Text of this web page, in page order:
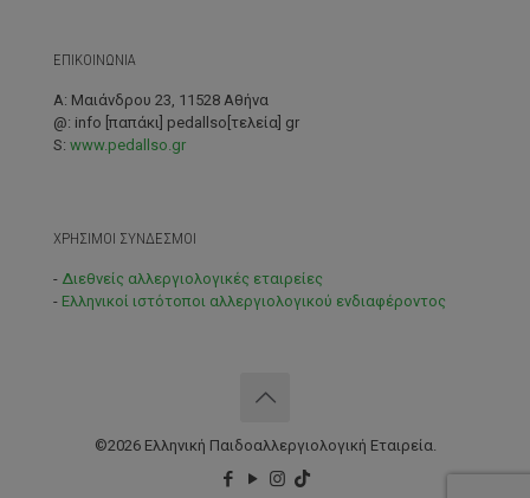
ΕΠΙΚΟΙΝΩΝΙΑ
A: Μαιάνδρου 23, 11528 Αθήνα
@: info [παπάκι] pedallso[τελεία] gr
S: www.pedallso.gr
ΧΡΗΣΙΜΟΙ ΣΥΝΔΕΣΜΟΙ
- Διεθνείς αλλεργιολογικές εταιρείες
- Ελληνικοί ιστότοποι αλλεργιολογικού ενδιαφέροντος
©2026 Ελληνική Παιδοαλλεργιολογική Εταιρεία.